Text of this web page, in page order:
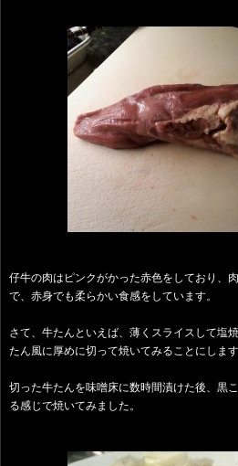
仔牛の肉はピンクがかった赤色をしており、
で、赤身でも柔らかい食感をしています。
さて、牛たんといえば、薄くスライスして塩
たん風に厚めに切って焼いてみることにします
切った牛たんを味噌床に数時間漬けた後、黒
る感じで焼いてみました。